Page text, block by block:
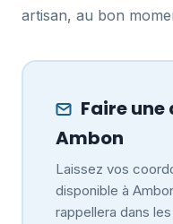
artisan, au bon
Faire
Ambon
Laissez vos
disponible à
rappellera dans